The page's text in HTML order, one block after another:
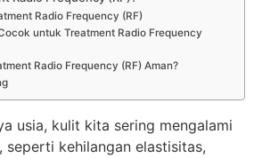
Radio Frequency (RF)
untuk Treatment Radio Frequency
Radio Frequency (RF) Aman?
usia, kulit kita sering mengalami
seperti kehilangan elastisitas,